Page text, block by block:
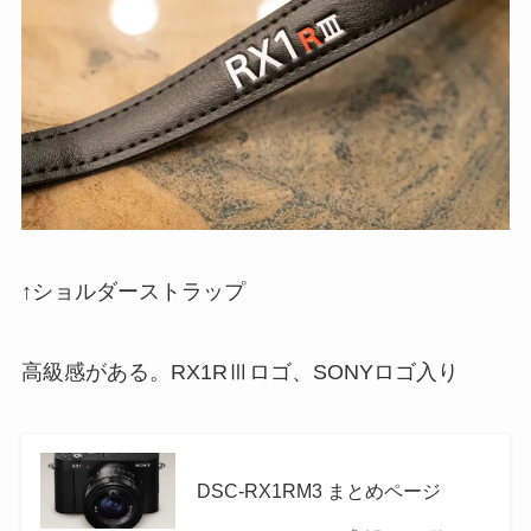
↑ショルダーストラップ
高級感がある。RX1RⅢロゴ、SONYロゴ入り
DSC-RX1RM3 まとめページ